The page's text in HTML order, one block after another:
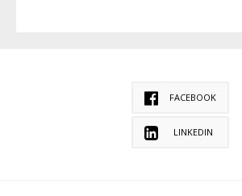
FACEBOOK
LINKEDIN